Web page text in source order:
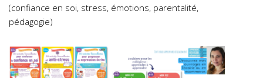
(confiance en soi, stress, émotions, parentalité,
pédagogie)